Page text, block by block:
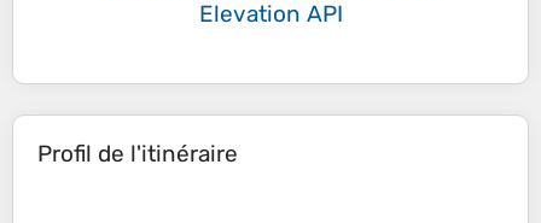
Elevation API
Profil de l'itinéraire